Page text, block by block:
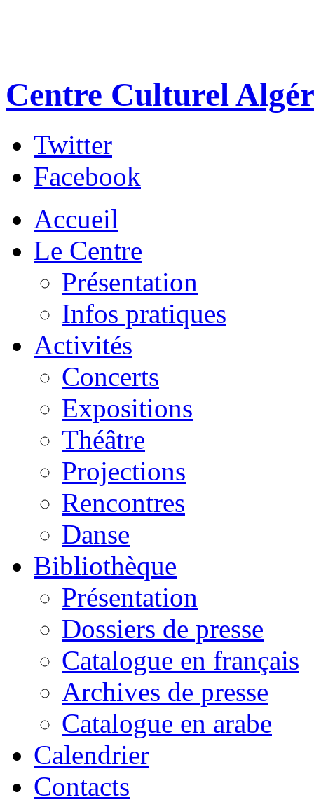
Centre Culturel
Twitter
Facebook
Accueil
Le Centre
Présentation
Infos pratiques
Activités
Concerts
Expositions
Théâtre
Projections
Rencontres
Danse
Bibliothèque
Présentation
Dossiers de presse
Catalogue en français
Archives de presse
Catalogue en arabe
Calendrier
Contacts